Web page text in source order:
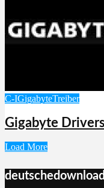
C-IGigabyteTreiber
Gigabyte
Load More